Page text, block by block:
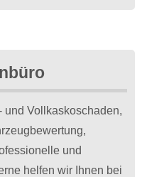
und Vollkaskoschaden,
und
helfen wir Ihnen bei